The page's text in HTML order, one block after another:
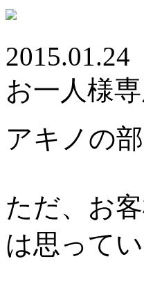
2015.01.24
お一人様
アキノの
ただ、お
は思ってい